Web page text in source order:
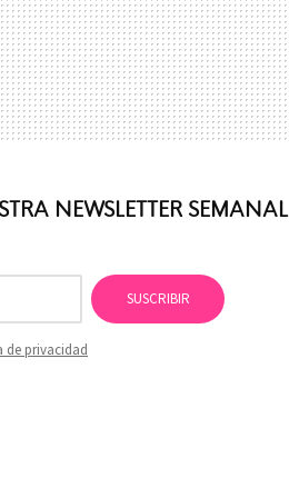
NEWSLETTER SEMANAL
SUSCRIBIR
de privacidad